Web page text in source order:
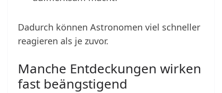
Dadurch können Astronomen viel schneller
reagieren als je zuvor.
Manche Entdeckungen wirken
fast beängstigend